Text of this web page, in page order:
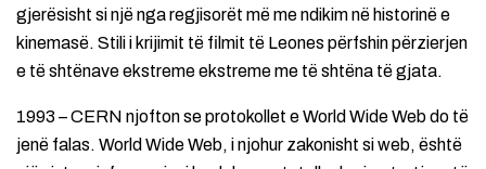
gjerësisht si një nga regjisorët më me ndikim në historinë e
kinemasë. Stili i krijimit të filmit të Leones përfshin përzierjen
e të shtënave ekstreme ekstreme me të shtëna të gjata.
1993 – CERN njofton se protokollet e World Wide Web do të
jenë falas. World Wide Web, i njohur zakonisht si web, është